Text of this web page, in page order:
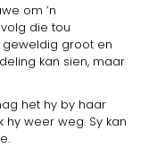
om ’n
die tou
geweldig groot en
kan sien, maar
het hy by haar
weer weg. Sy kan